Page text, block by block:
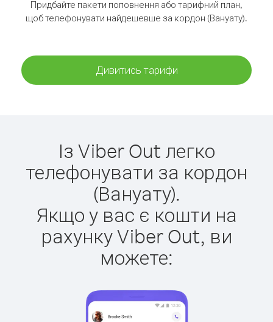
Придбайте пакети поповнення або тарифний план,
щоб телефонувати найдешевше за кордон (Вануату).
Дивитись тарифи
Із Viber Out легко
телефонувати за кордон
(Вануату).
Якщо у вас є кошти на
рахунку Viber Out, ви
можете: